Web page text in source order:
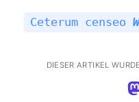
Ceterum censeo
DIESER ARTIKEL